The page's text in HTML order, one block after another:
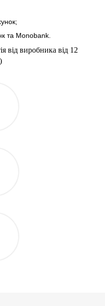
та Мonobank.
від виробника від 12